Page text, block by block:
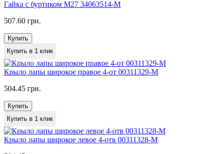
Гайка с буртиком M27 34063514-M
507.60 грн.
Купить
Купить в 1 клик
Крыло лапы широкое правое 4-от 00311329-M
504.45 грн.
Купить
Купить в 1 клик
Крыло лапы широкое левое 4-отв 00311328-M